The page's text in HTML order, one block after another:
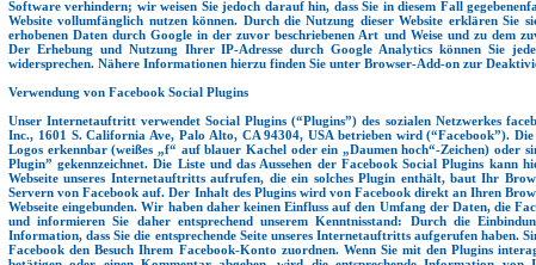
Software verhindern; wir weisen Sie jedoch darauf hin, dass Sie in diesem Fall
Website vollumfänglich nutzen können. Durch die Nutzung dieser Website erklären Sie
erhobenen Daten durch Google in der zuvor beschriebenen Art und Weise und zu dem
Der Erhebung und Nutzung Ihrer IP-Adresse durch Google Analytics können Sie
widersprechen. Nähere Informationen hierzu finden Sie unter Browser-Add-on zur
Verwendung von Facebook Social Plugins
Unser Internetauftritt verwendet Social Plugins (“Plugins”) des sozialen Netzwerkes
Inc., 1601 S. California Ave, Palo Alto, CA 94304, USA betrieben wird (“Facebook”).
Logos erkennbar (weißes „f“ auf blauer Kachel oder ein „Daumen hoch“-Zeichen) oder
Plugin” gekennzeichnet. Die Liste und das Aussehen der Facebook Social Plugins kann
Webseite unseres Internetauftritts aufrufen, die ein solches Plugin enthält, baut Ihr
Servern von Facebook auf. Der Inhalt des Plugins wird von Facebook direkt an Ihren
Webseite eingebunden. Wir haben daher keinen Einfluss auf den Umfang der Daten, die
und informieren Sie daher entsprechend unserem Kenntnisstand: Durch die
Information, dass Sie die entsprechende Seite unseres Internetauftritts aufgerufen haben.
Facebook den Besuch Ihrem Facebook-Konto zuordnen. Wenn Sie mit den Plugins